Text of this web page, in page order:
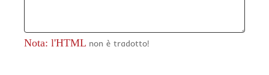
Nota: l'HTML non è tradotto!